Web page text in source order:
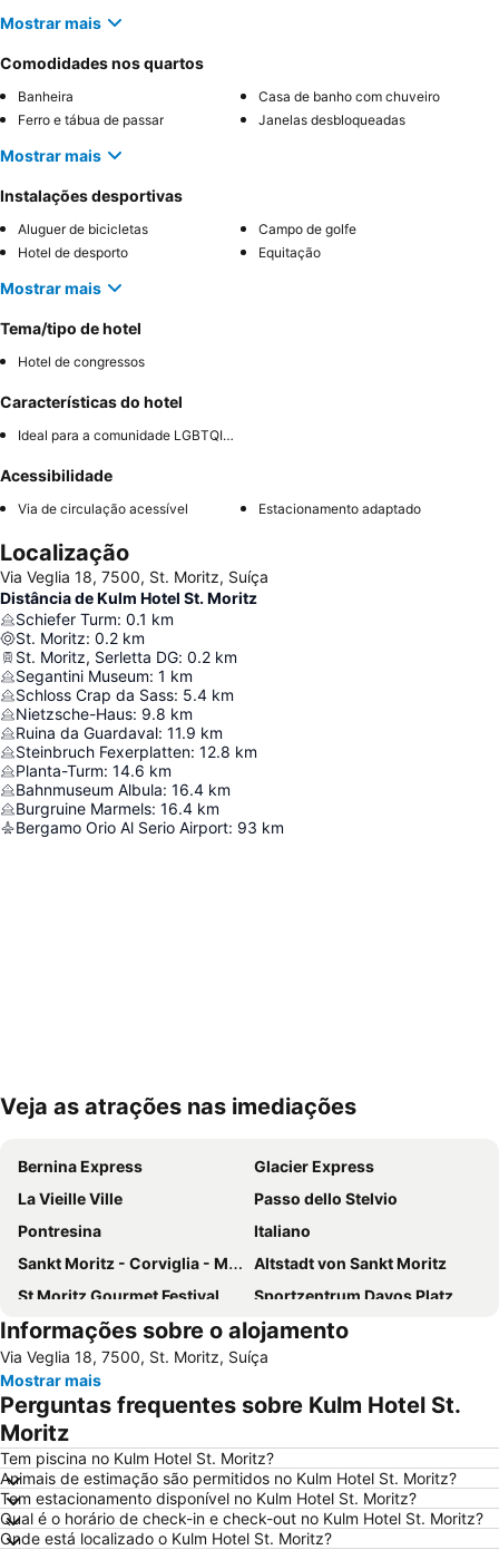
Mostrar mais
Comodidades nos quartos
Banheira
Casa de banho com chuveiro
Ferro e tábua de passar
Janelas desbloqueadas
Mostrar mais
Instalações desportivas
Aluguer de bicicletas
Campo de golfe
Hotel de desporto
Equitação
Mostrar mais
Tema/tipo de hotel
Hotel de congressos
Características do hotel
Ideal para a comunidade LGBTQIA+
Acessibilidade
Via de circulação acessível Estacionamento adaptado
Localização
Via Veglia 18, 7500, St. Moritz, Suíça
Distância de Kulm Hotel St. Moritz
Schiefer Turm: 0.1 km
St. Moritz: 0.2 km
St. Moritz, Serletta DG: 0.2 km
Segantini Museum: 1 km
Schloss Crap da Sass: 5.4 km
Nietzsche-Haus: 9.8 km
Ruina da Guardaval: 11.9 km
Steinbruch Fexerplatten: 12.8 km
Planta-Turm: 14.6 km
Bahnmuseum Albula: 16.4 km
Burgruine Marmels: 16.4 km
Bergamo Orio Al Serio Airport: 93 km
Ampliar mapa
Veja as atrações nas imediações
Bernina Express
Glacier Express
La Vieille Ville
Passo dello Stelvio
Pontresina
Italiano
Sankt Moritz - Corviglia - Marguns
Altstadt von Sankt Moritz
St Moritz Gourmet Festival
Sportzentrum Davos Platz
White Turf
Davos Rinerhorn
Iglu Dorf Davos-Klosters
Opera Festival Engadin St Moritz
Bahnhof Sankt Moritz
St Moritzersee
Flüelapass
Arosa
Wild Girls on Snow
Informações sobre o alojamento
Via Veglia 18, 7500, St. Moritz, Suíça
Mostrar mais
Perguntas frequentes sobre Kulm Hotel St.
Moritz
Tem piscina no Kulm Hotel St. Moritz?
Animais de estimação são permitidos no Kulm Hotel St. Moritz?
Tem estacionamento disponível no Kulm Hotel St. Moritz?
Qual é o horário de check-in e check-out no Kulm Hotel St. Moritz?
Onde está localizado o Kulm Hotel St. Moritz?